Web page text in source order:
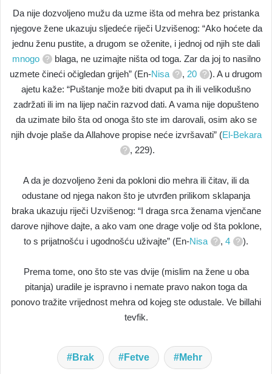
Da nije dozvoljeno mužu da uzme išta od mehra bez pristanka
njegove žene ukazuju sljedeće riječi Uzvišenog: “Ako hoćete da
jednu ženu pustite, a drugom se oženite, i jednoj od njih ste dali
mnogo
blaga, ne uzimajte ništa od toga. Zar da joj to nasilno
uzmete čineći očigledan grijeh” (En-Nisa , 20
). A u drugom
ajetu kaže: “Puštanje može biti dvaput pa ih ili velikodušno
zadržati ili im na lijep način razvod dati. A vama nije dopušteno
da uzimate bilo šta od onoga što ste im darovali, osim ako se
njih dvoje plaše da Allahove propise neće izvršavati” (El-Bekara
, 229).
A da je dozvoljeno ženi da pokloni dio mehra ili čitav, ili da
odustane od njega nakon što je utvrđen prilikom sklapanja
braka ukazuju riječi Uzvišenog: “I draga srca ženama vjenčane
darove njihove dajte, a ako vam one drage volje od šta poklone,
to s prijatnošću i ugodnošću uživajte” (En-Nisa , 4 ).
Prema tome, ono što ste vas dvije (mislim na žene u oba
pitanja) uradile je ispravno i nemate pravo nakon toga da
ponovo tražite vrijednost mehra od kojeg ste odustale. Ve billahi
tevfik.
Brak Fetve Mehr